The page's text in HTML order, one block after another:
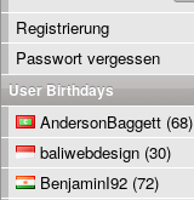
Registrierung
Passwort vergessen
User Birthdays
AndersonBaggett (68)
baliwebdesign (30)
BenjaminI92 (72)